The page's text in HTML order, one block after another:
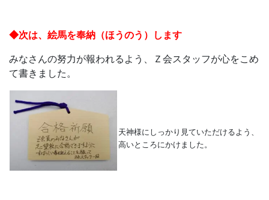
◆次は、絵馬を奉納（ほうのう）します
みなさんの努力が報われるよう、Ｚ会スタッフが心をこめ
て書きました。
天神様にしっかり見ていただけるよう、
高いところにかけました。